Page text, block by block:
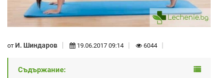
от И. Шиндаров 19.06.2017 09:14 6044
Съдържание: